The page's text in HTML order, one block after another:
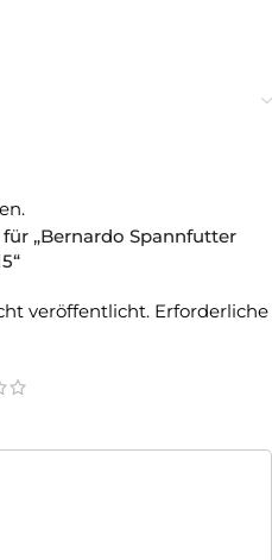
„Bernardo Spannfutter
veröffentlicht. Erforderliche